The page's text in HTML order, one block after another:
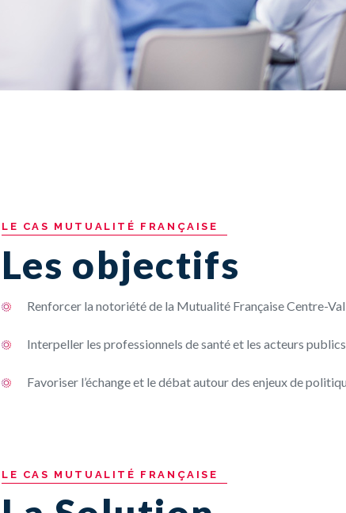
LE CAS MUTUALITÉ FRANÇAISE
Les objectifs
Renforcer la notoriété de la Mutualité Française Centre-
Interpeller les professionnels de santé et les acteurs
Favoriser l’échange et le débat autour des enjeux de
LE CAS MUTUALITÉ FRANÇAISE